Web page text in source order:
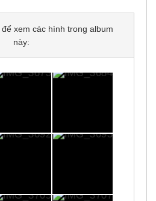
xem các hình trong album
này: